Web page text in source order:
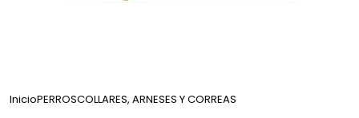
InicioPERROSCOLLARES, ARNESES Y CORREAS